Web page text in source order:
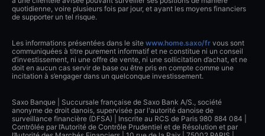
quotidienne, voire plusieurs fois par jour, et ayant les moyens financiers
de supporter un tel risque.
Les informations présentées dans le site www.home.saxo/fr vous sont
communiquées à titre purement informatif et ne constitue ni un conseil
d’investissement, ni une offre de vente, ni une sollicitation d’achat, et ne
doit en aucun cas servir de base ou être pris en compte comme une
incitation à s’engager dans un quelconque investissement.
Saxo Banque | Succursale française de Saxo Bank A/S., société
anonyme de droit danois, supervisée par l'autorité danoise de
surveillance financière (DFSA) | Inscrite au RCS de Paris 980 884 084 |
Contrôlée par l’Autorité de Contrôle Prudentiel et de Résolution et par